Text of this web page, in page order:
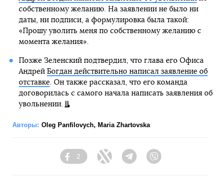
собственному желанию. На заявлении не было ни
даты, ни подписи, а формулировка была такой:
«Прошу уволить меня по собственному желанию с
момента желания».
Позже Зеленский подтвердил, что глава его Офиса
Андрей Богдан действительно написал заявление об
отставке. Он также рассказал, что его команда
договорилась с самого начала написать заявления об
увольнении.
Авторы: Oleg Panfilovych, Maria Zhartovska
Facebook
2
Twitter TelegramViber